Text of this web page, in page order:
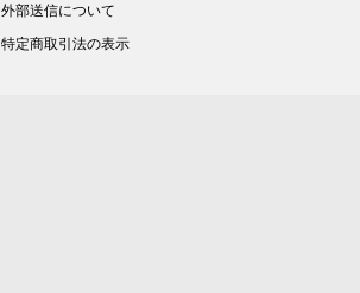
外部送信について
特定商取引法の表示